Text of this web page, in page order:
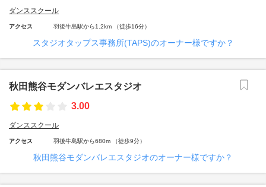
ダンススクール
アクセス 羽後牛島駅から1.2km （徒歩16分）
スタジオタップス事務所(TAPS)のオーナー様ですか？
秋田熊谷モダンバレエスタジオ
3.00
ダンススクール
アクセス 羽後牛島駅から680m （徒歩9分）
秋田熊谷モダンバレエスタジオのオーナー様ですか？